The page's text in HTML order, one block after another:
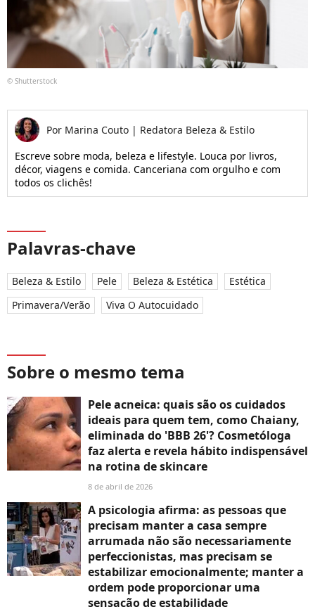
© Shutterstock
Por Marina Couto | Redatora Beleza & Estilo
Escreve sobre moda, beleza e lifestyle. Louca por livros,
décor, viagens e comida. Canceriana com orgulho e com
todos os clichês!
Palavras-chave
Beleza & Estilo Pele Beleza & Estética
Estética
Primavera/Verão
Viva O Autocuidado
Sobre o mesmo tema
Pele acneica: quais são os cuidados
ideais para quem tem, como Chaiany,
eliminada do 'BBB 26'? Cosmetóloga
faz alerta e revela hábito indispensável
na rotina de skincare
8 de abril de 2026
A psicologia afirma: as pessoas que
precisam manter a casa sempre
arrumada não são necessariamente
perfeccionistas, mas precisam se
estabilizar emocionalmente; manter a
ordem pode proporcionar uma
sensação de estabilidade